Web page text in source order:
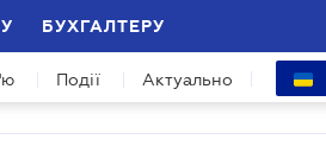
БУХГАЛТЕРУ
Події Актуально